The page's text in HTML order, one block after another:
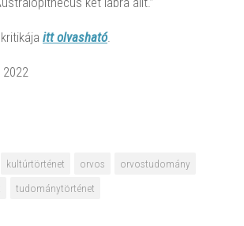
itt olvasható.
kultúrtörténet orvos
orvostudomány
tudománytörténet